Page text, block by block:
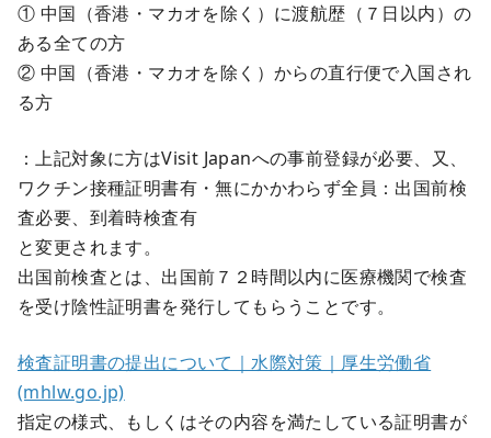
① 中国（香港・マカオを除く）に渡航歴（７日以内）の
ある全ての方
② 中国（香港・マカオを除く）からの直行便で入国され
る方
：上記対象に方はVisit Japanへの事前登録が必要、又、
ワクチン接種証明書有・無にかかわらず全員：出国前検
査必要、到着時検査有
と変更されます。
出国前検査とは、出国前７２時間以内に医療機関で検査
を受け陰性証明書を発行してもらうことです。
検査証明書の提出について｜水際対策｜厚生労働省
(mhlw.go.jp)
指定の様式、もしくはその内容を満たしている証明書が